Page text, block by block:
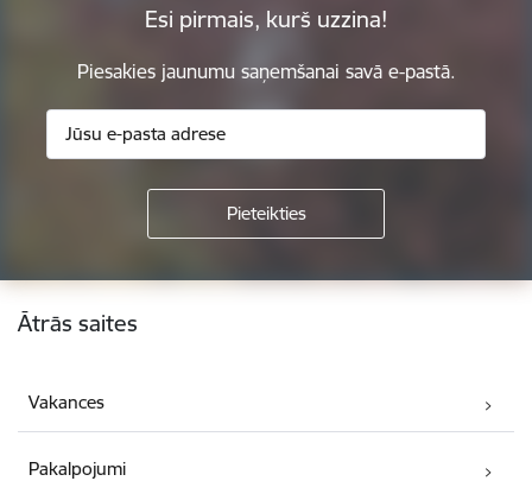
Esi pirmais, kurš uzzina!
Piesakies jaunumu saņemšanai savā e-pastā.
Kājene
Ātrās saites
Vakances
Pakalpojumi